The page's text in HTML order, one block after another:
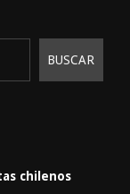
BUSCAR
chilenos